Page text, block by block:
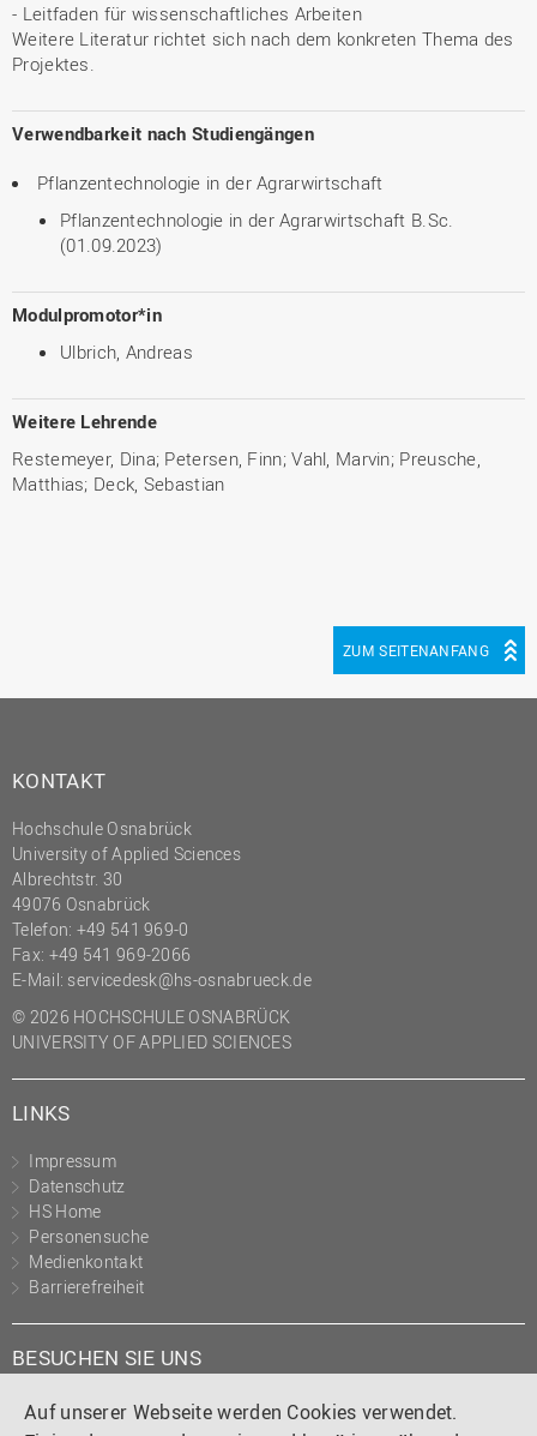
Auf unserer Webseite werden Cookies verwendet.
- Leitfaden für wissenschaftliches Arbeiten
Weitere Literatur richtet sich nach dem konkreten Thema des
Projektes.
Verwendbarkeit nach Studiengängen
Pflanzentechnologie in der Agrarwirtschaft
Pflanzentechnologie in der Agrarwirtschaft B.Sc.
(01.09.2023)
Modulpromotor*in
Ulbrich, Andreas
Weitere Lehrende
Restemeyer, Dina; Petersen, Finn; Vahl, Marvin; Preusche,
Matthias; Deck, Sebastian
ZUM SEITENANFANG
KONTAKT
Hochschule Osnabrück
University of Applied Sciences
Albrechtstr. 30
49076 Osnabrück
Telefon: +49 541 969-0
Fax: +49 541 969-2066
E-Mail: servicedesk@hs-osnabrueck.de
© 2026 HOCHSCHULE OSNABRÜCK
UNIVERSITY OF APPLIED SCIENCES
LINKS
Impressum
Datenschutz
HS Home
Personensuche
Medienkontakt
Barrierefreiheit
BESUCHEN SIE UNS
Instagram
TiktokLinkedIn
YouTube
Facebook